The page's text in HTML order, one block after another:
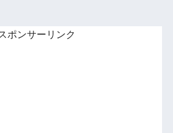
ポンサーリンク